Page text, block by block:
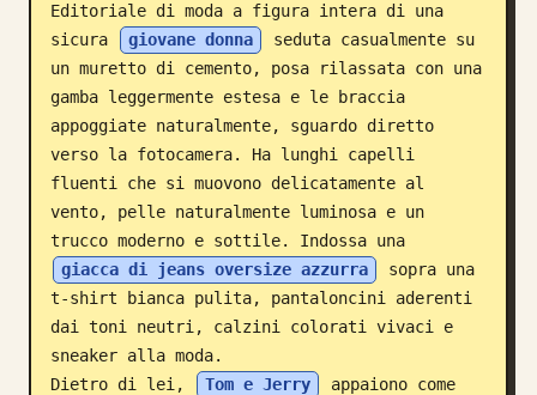
Blog
Aggiornamenti
Editoriale di moda a figura intera di una
sicura
giovane donna
seduta casualmente su
un muretto di cemento, posa rilassata con una
gamba leggermente estesa e le braccia
appoggiate naturalmente, sguardo diretto
verso la fotocamera. Ha lunghi capelli
fluenti che si muovono delicatamente al
vento, pelle naturalmente luminosa e un
trucco moderno e sottile. Indossa una
giacca di jeans oversize azzurra
sopra una
t-shirt bianca pulita, pantaloncini aderenti
dai toni neutri, calzini colorati vivaci e
sneaker alla moda.
Dietro di lei,
Tom e Jerry
appaiono come